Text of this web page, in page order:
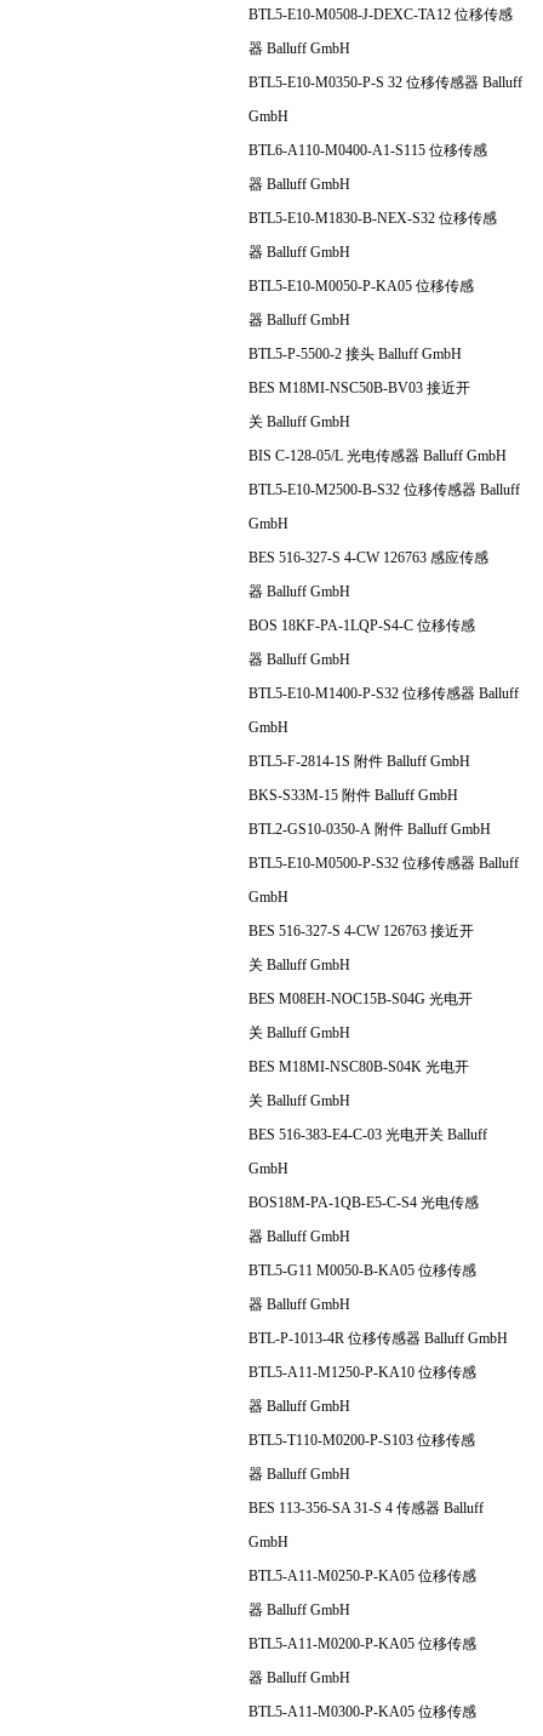
BTL5-E10-M0508-J-DEXC-TA12 位移传感
器 Balluff GmbH
BTL5-E10-M0350-P-S 32 位移传感器 Balluff
GmbH
BTL6-A110-M0400-A1-S115 位移传感
器 Balluff GmbH
BTL5-E10-M1830-B-NEX-S32 位移传感
器 Balluff GmbH
BTL5-E10-M0050-P-KA05 位移传感
器 Balluff GmbH
BTL5-P-5500-2 接头 Balluff GmbH
BES M18MI-NSC50B-BV03 接近开
关 Balluff GmbH
BIS C-128-05/L 光电传感器 Balluff GmbH
BTL5-E10-M2500-B-S32 位移传感器 Balluff
GmbH
BES 516-327-S 4-CW 126763 感应传感
器 Balluff GmbH
BOS 18KF-PA-1LQP-S4-C 位移传感
器 Balluff GmbH
BTL5-E10-M1400-P-S32 位移传感器 Balluff
GmbH
BTL5-F-2814-1S 附件 Balluff GmbH
BKS-S33M-15 附件 Balluff GmbH
BTL2-GS10-0350-A 附件 Balluff GmbH
BTL5-E10-M0500-P-S32 位移传感器 Balluff
GmbH
BES 516-327-S 4-CW 126763 接近开
关 Balluff GmbH
BES M08EH-NOC15B-S04G 光电开
关 Balluff GmbH
BES M18MI-NSC80B-S04K 光电开
关 Balluff GmbH
BES 516-383-E4-C-03 光电开关 Balluff
GmbH
BOS18M-PA-1QB-E5-C-S4 光电传感
器 Balluff GmbH
BTL5-G11 M0050-B-KA05 位移传感
器 Balluff GmbH
BTL-P-1013-4R 位移传感器 Balluff GmbH
BTL5-A11-M1250-P-KA10 位移传感
器 Balluff GmbH
BTL5-T110-M0200-P-S103 位移传感
器 Balluff GmbH
BES 113-356-SA 31-S 4 传感器 Balluff
GmbH
BTL5-A11-M0250-P-KA05 位移传感
器 Balluff GmbH
BTL5-A11-M0200-P-KA05 位移传感
器 Balluff GmbH
BTL5-A11-M0300-P-KA05 位移传感